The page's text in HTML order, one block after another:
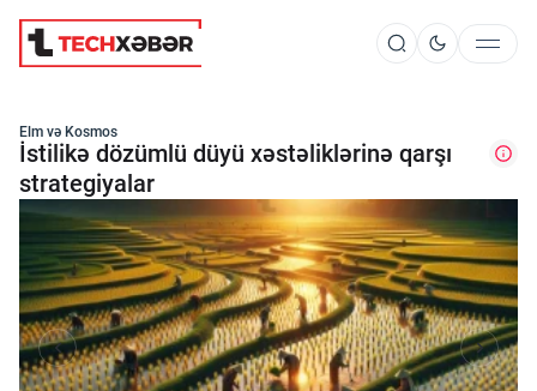
Süni İntellekt
Elm və Kosmos
Texnoloji İnkişaf
Elm və Kosmos
İstilikə dözümlü düyü xəstəliklərinə qarşı
strategiyalar